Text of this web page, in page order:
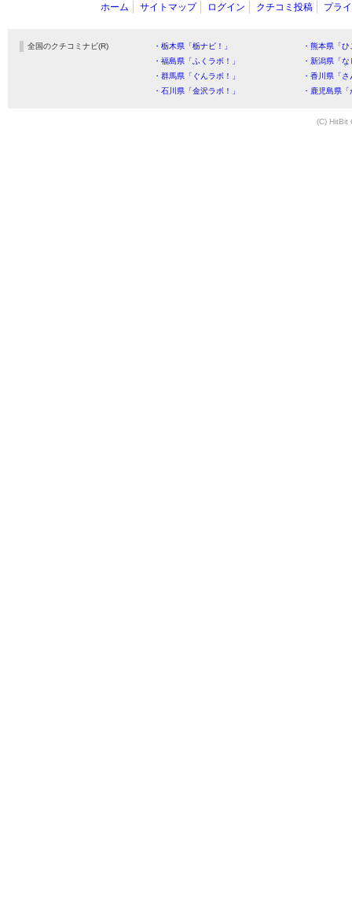
ホーム サイトマップ ログイン クチコミ投稿 プラ
全国のクチコミナビ(R) ・栃木県「栃ナビ！」
・熊本県「
・福島県「ふくラボ！」
・新潟県「
・群馬県「ぐんラボ！」
・香川県「
・石川県「金沢ラボ！」
・鹿児島県
(C) HitBit